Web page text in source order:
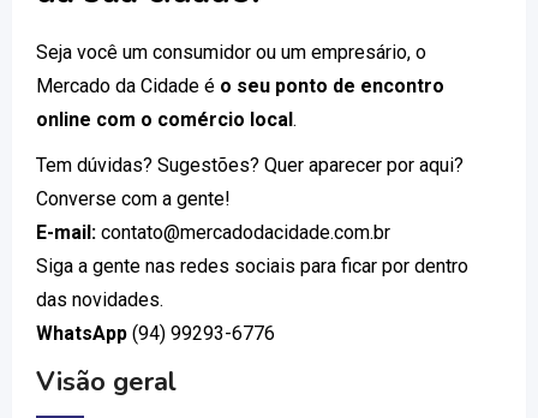
Seja você um consumidor ou um empresário, o
Mercado da Cidade é o seu ponto de encontro
online com o comércio local.
Tem dúvidas? Sugestões? Quer aparecer por aqui?
Converse com a gente!
E-mail: contato@mercadodacidade.com.br
Siga a gente nas redes sociais para ficar por dentro
das novidades.
WhatsApp (94) 99293-6776
Visão geral